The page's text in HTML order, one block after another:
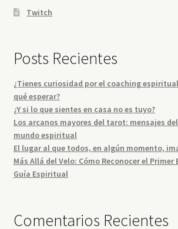
Twitch
Posts Recientes
¿Tienes curiosidad por el coaching
qué esperar?
¿Y si lo que sientes en casa no es tuyo?
Los arcanos mayores del tarot: mensajes
mundo espiritual
El lugar al que todos, en algún momento,
Más Allá del Velo: Cómo Reconocer el
Guía Espiritual
Comentarios Recientes